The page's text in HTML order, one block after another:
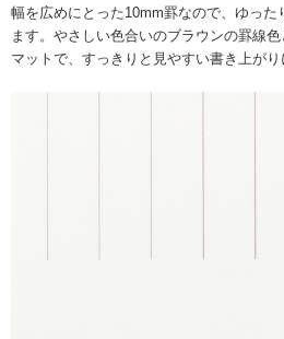
幅を広めにとった10mm罫なので、ゆった
ます。やさしい色合いのブラウンの罫線
マットで、すっきりと見やすい書き上がり